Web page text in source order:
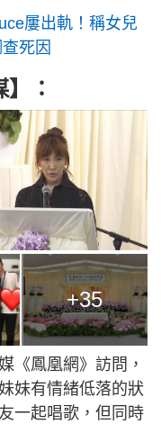
屢出軌！稱女兒
死因
：
+35
《鳳凰網》訪問，
妹有情緒低落的狀
一起唱歌，但同時